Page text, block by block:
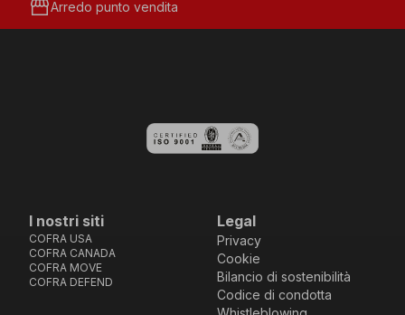
storefrontArredo punto vendita
I nostri siti
COFRA USA
COFRA CANADA
COFRA MOVE
COFRA DEFEND
Legal
Privacy
Cookie
Bilancio di sostenibilità
Codice di condotta